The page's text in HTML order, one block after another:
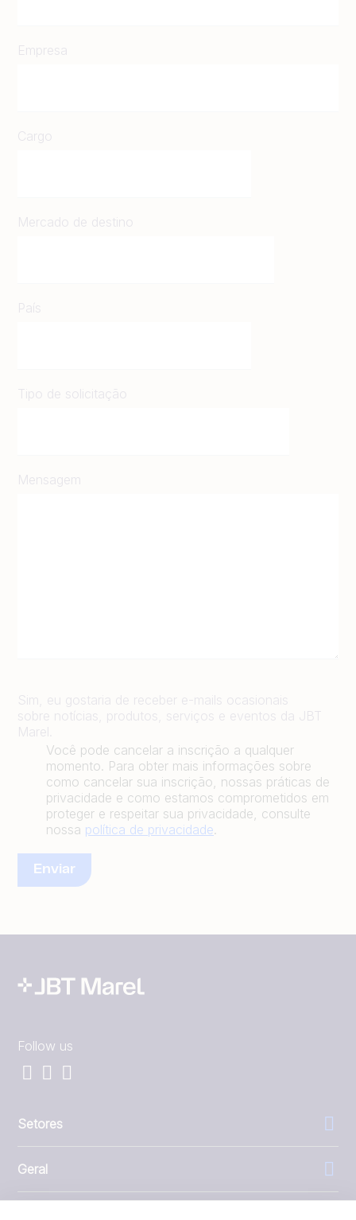
Empresa
Cargo
Mercado de destino
País
Tipo de solicitação
Mensagem
Sim, eu gostaria de receber e-mails ocasionais
sobre notícias, produtos, serviços e eventos da JBT
Marel.
Você pode cancelar a inscrição a qualquer
momento. Para obter mais informações sobre
como cancelar sua inscrição, nossas práticas de
privacidade e como estamos comprometidos em
proteger e respeitar sua privacidade, consulte
nossa política de privacidade.
Follow us
Setores
Geral